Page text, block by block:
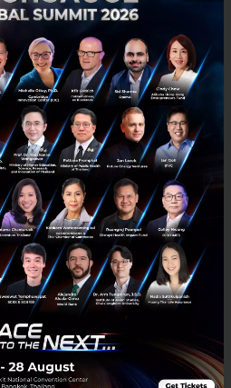
Team
series-b Volta Circle
Reality คอนเซ็ปต์ใหม่ของ